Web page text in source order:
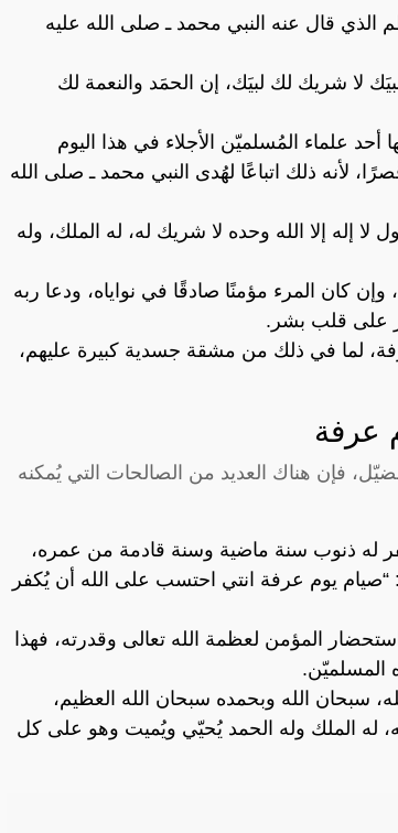
قال عنه النبي محمد ـ صلى الله عليه
لبيَك لا شريك لك لبيَك، إن الحمَد والنعمة لك
علماء المُسلميّن الأجلاء في هذا اليوم
لأنه ذلك اتباعًا لهُدى النبي محمد ـ صلى الله
لا إله إلا الله وحده لا شريك له، له الملك، وله
وإن كان المرء مؤمنًا صادقًا في نواياه، ودعا ربه
على قلب بشر.
لما في ذلك من مشقة جسدية كبيرة عليهم،
عرفة
فإن هناك العديد من الصالحات التي يُمكنه
له ذنوب سنة ماضية وسنة قادمة من عمره،
يوم عرفة انتي احتسب على الله أن يُكفر
المؤمن لعظمة الله تعالى وقدرته، فهذا
المسلميّن.
سبحان الله وبحمده سبحان الله العظيم،
له الملك وله الحمد يُحيّي ويُميت وهو على كل